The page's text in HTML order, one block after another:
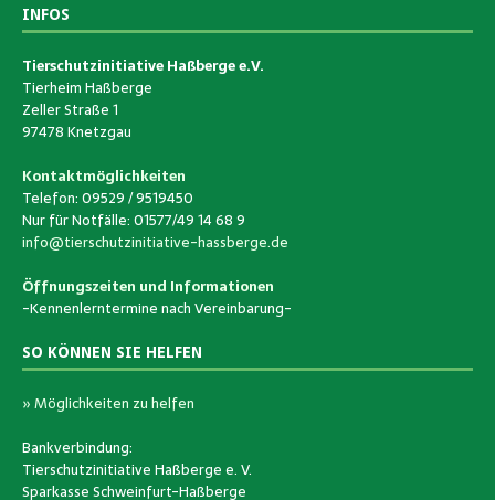
INFOS
Tierschutzinitiative Haßberge e.V.
Tierheim Haßberge
Zeller Straße 1
97478 Knetzgau
Kontaktmöglichkeiten
Telefon: 09529 / 9519450
Nur für Notfälle: 01577/49 14 68 9
info@tierschutzinitiative-hassberge.de
Öffnungszeiten und Informationen
-Kennenlerntermine nach Vereinbarung-
SO KÖNNEN SIE HELFEN
» Möglichkeiten zu helfen
Bankverbindung:
Tierschutzinitiative Haßberge e. V.
Sparkasse Schweinfurt-Haßberge